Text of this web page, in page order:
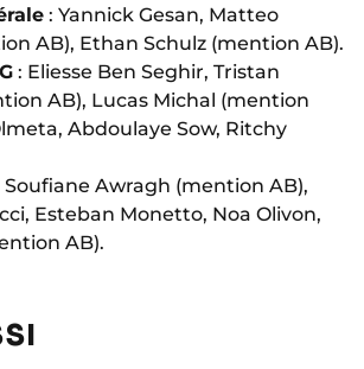
: Yannick Gesan, Matteo
AB), Ethan Schulz (mention AB).
: Eliesse Ben Seghir, Tristan
AB), Lucas Michal (mention
Abdoulaye Sow, Ritchy
Soufiane Awragh (mention AB),
Esteban Monetto, Noa Olivon,
AB).